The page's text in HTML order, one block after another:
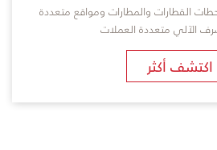
القطارات والمطارات ومواقع متعددة
الآلي متعددة العملات
اكتشف أكثر